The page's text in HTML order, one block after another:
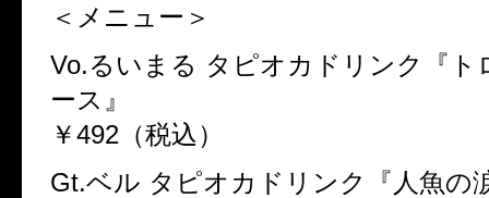
＜メニュー＞
Vo.るいまる タピオカドリンク『ト
ース』
￥492（税込）
Gt.ベル タピオカドリンク『人魚の